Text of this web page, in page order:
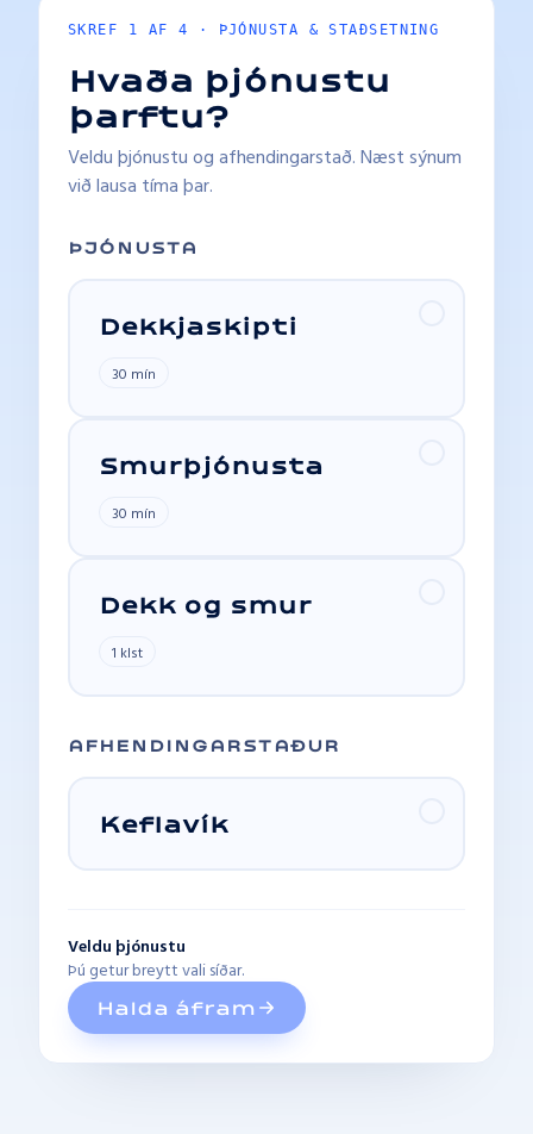
SKREF 1 AF 4 · ÞJÓNUSTA & STAÐSETNING
Hvaða þjónustu
þarftu?
Veldu þjónustu og afhendingarstað. Næst sýnum
við lausa tíma þar.
ÞJÓNUSTA
Dekkjaskipti
30 mín
Smurþjónusta
30 mín
Dekk og smur
1 klst
AFHENDINGARSTAÐUR
Keflavík
Veldu þjónustu
Þú getur breytt vali síðar.
Halda áfram